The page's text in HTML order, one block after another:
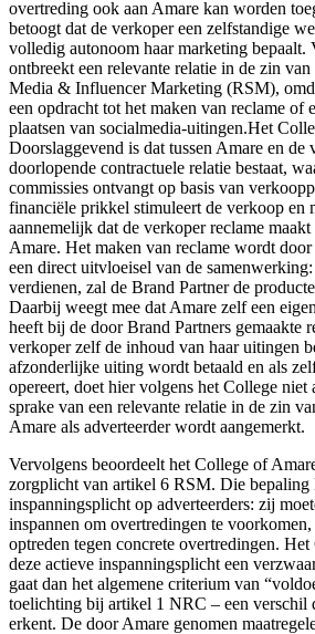
overtreding ook aan Amare kan worden
betoogt dat de verkoper een zelfstandige
volledig autonoom haar marketing bepaalt.
ontbreekt een relevante relatie in de zin
Media & Influencer Marketing (RSM),
een opdracht tot het maken van reclame of
plaatsen van socialmedia-uitingen.Het
Doorslaggevend is dat tussen Amare en de
doorlopende contractuele relatie bestaat,
commissies ontvangt op basis van
financiële prikkel stimuleert de verkoop en
aannemelijk dat de verkoper reclame
Amare. Het maken van reclame wordt
een direct uitvloeisel van de
verdienen, zal de Brand Partner de
Daarbij weegt mee dat Amare zelf een
heeft bij de door Brand Partners gemaakte
verkoper zelf de inhoud van haar uitingen
afzonderlijke uiting wordt betaald en als
opereert, doet hier volgens het College niet
sprake van een relevante relatie in de zin
Amare als adverteerder wordt aangemerkt.
Vervolgens beoordeelt het College of
zorgplicht van artikel 6 RSM. Die bepaling
inspanningsplicht op adverteerders: zij
inspannen om overtredingen te
optreden tegen concrete overtredingen.
deze actieve inspanningsplicht een
gaat dan het algemene criterium van
toelichting bij artikel 1 NRC – een verschil
erkent. De door Amare genomen